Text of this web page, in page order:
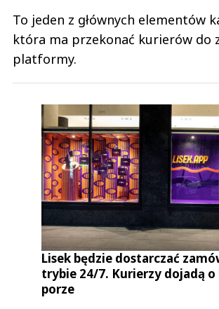
To jeden z głównych elementów
która ma przekonać kurierów do
platformy.
Lisek będzie dostarczać
trybie 24/7. Kurierzy dojadą o
porze